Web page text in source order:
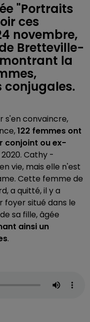
"Portraits
ces
novembre,
Bretteville-
la
conjugales.
s'en convaincre,
122 femmes ont
conjoint ou ex-
Cathy -
vie, mais elle n'est
Cette femme de
a quitté, il y a
foyer situé dans le
sa fille, âgée
ainsi un
.